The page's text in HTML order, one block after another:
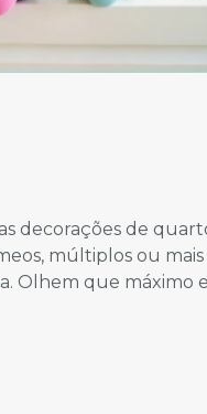
decorações de
múltiplos ou
Olhem que máximo